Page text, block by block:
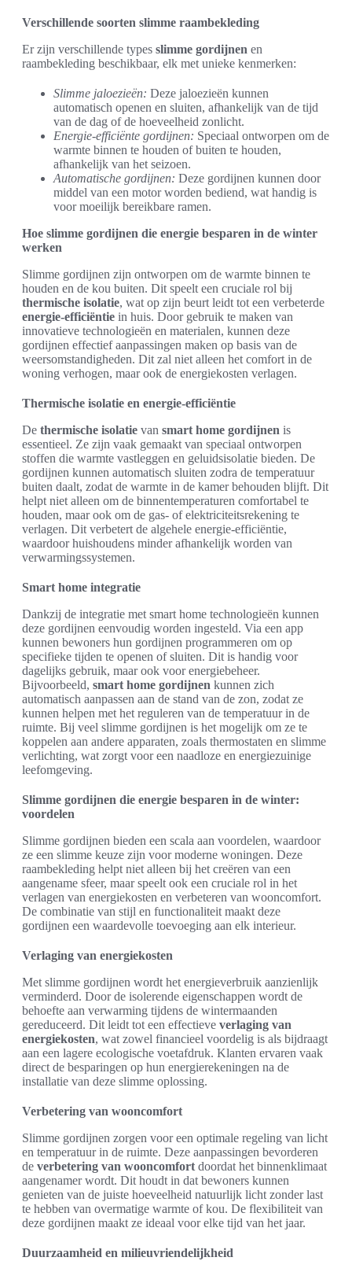
Verschillende soorten slimme raambekleding
Er zijn verschillende types slimme gordijnen en
raambekleding beschikbaar, elk met unieke kenmerken:
Slimme jaloezieën: Deze jaloezieën kunnen
automatisch openen en sluiten, afhankelijk van de tijd
van de dag of de hoeveelheid zonlicht.
Energie-efficiënte gordijnen: Speciaal ontworpen om de
warmte binnen te houden of buiten te houden,
afhankelijk van het seizoen.
Automatische gordijnen: Deze gordijnen kunnen door
middel van een motor worden bediend, wat handig is
voor moeilijk bereikbare ramen.
Hoe slimme gordijnen die energie besparen in de winter
werken
Slimme gordijnen zijn ontworpen om de warmte binnen te
houden en de kou buiten. Dit speelt een cruciale rol bij
thermische isolatie, wat op zijn beurt leidt tot een verbeterde
energie-efficiëntie in huis. Door gebruik te maken van
innovatieve technologieën en materialen, kunnen deze
gordijnen effectief aanpassingen maken op basis van de
weersomstandigheden. Dit zal niet alleen het comfort in de
woning verhogen, maar ook de energiekosten verlagen.
Thermische isolatie en energie-efficiëntie
De thermische isolatie van smart home gordijnen is
essentieel. Ze zijn vaak gemaakt van speciaal ontworpen
stoffen die warmte vastleggen en geluidsisolatie bieden. De
gordijnen kunnen automatisch sluiten zodra de temperatuur
buiten daalt, zodat de warmte in de kamer behouden blijft. Dit
helpt niet alleen om de binnentemperaturen comfortabel te
houden, maar ook om de gas- of elektriciteitsrekening te
verlagen. Dit verbetert de algehele energie-efficiëntie,
waardoor huishoudens minder afhankelijk worden van
verwarmingssystemen.
Smart home integratie
Dankzij de integratie met smart home technologieën kunnen
deze gordijnen eenvoudig worden ingesteld. Via een app
kunnen bewoners hun gordijnen programmeren om op
specifieke tijden te openen of sluiten. Dit is handig voor
dagelijks gebruik, maar ook voor energiebeheer.
Bijvoorbeeld, smart home gordijnen kunnen zich
automatisch aanpassen aan de stand van de zon, zodat ze
kunnen helpen met het reguleren van de temperatuur in de
ruimte. Bij veel slimme gordijnen is het mogelijk om ze te
koppelen aan andere apparaten, zoals thermostaten en slimme
verlichting, wat zorgt voor een naadloze en energiezuinige
leefomgeving.
Slimme gordijnen die energie besparen in de winter:
voordelen
Slimme gordijnen bieden een scala aan voordelen, waardoor
ze een slimme keuze zijn voor moderne woningen. Deze
raambekleding helpt niet alleen bij het creëren van een
aangename sfeer, maar speelt ook een cruciale rol in het
verlagen van energiekosten en verbeteren van wooncomfort.
De combinatie van stijl en functionaliteit maakt deze
gordijnen een waardevolle toevoeging aan elk interieur.
Verlaging van energiekosten
Met slimme gordijnen wordt het energieverbruik aanzienlijk
verminderd. Door de isolerende eigenschappen wordt de
behoefte aan verwarming tijdens de wintermaanden
gereduceerd. Dit leidt tot een effectieve verlaging van
energiekosten, wat zowel financieel voordelig is als bijdraagt
aan een lagere ecologische voetafdruk. Klanten ervaren vaak
direct de besparingen op hun energierekeningen na de
installatie van deze slimme oplossing.
Verbetering van wooncomfort
Slimme gordijnen zorgen voor een optimale regeling van licht
en temperatuur in de ruimte. Deze aanpassingen bevorderen
de verbetering van wooncomfort doordat het binnenklimaat
aangenamer wordt. Dit houdt in dat bewoners kunnen
genieten van de juiste hoeveelheid natuurlijk licht zonder last
te hebben van overmatige warmte of kou. De flexibiliteit van
deze gordijnen maakt ze ideaal voor elke tijd van het jaar.
Duurzaamheid en milieuvriendelijkheid